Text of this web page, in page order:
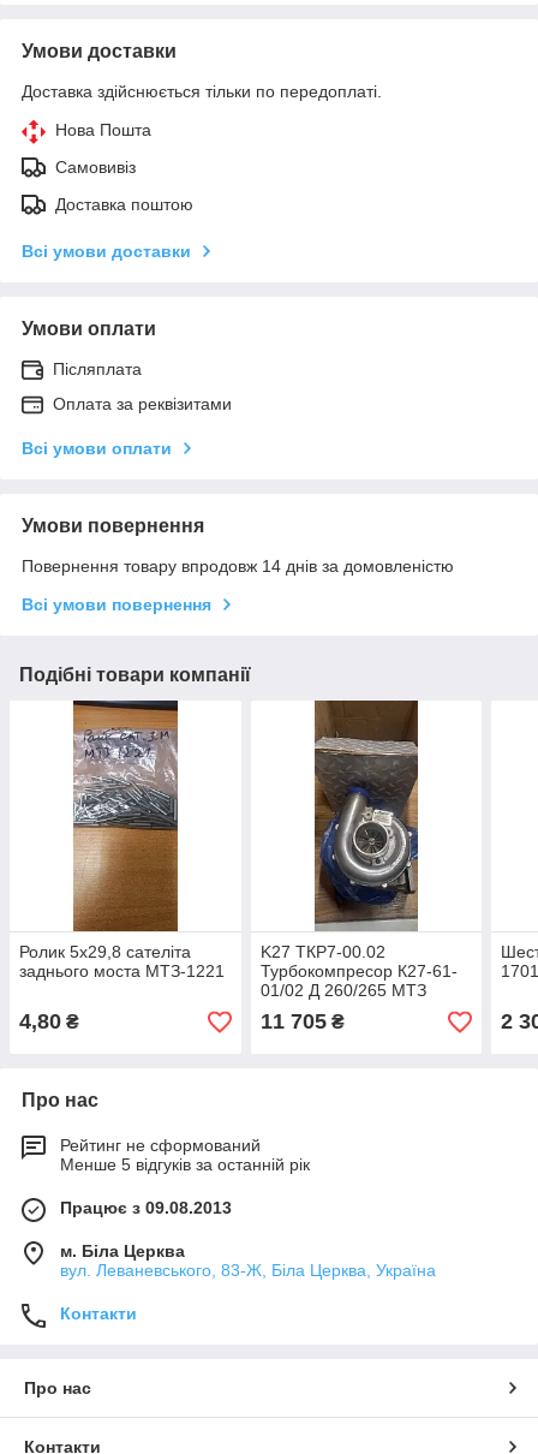
Умови доставки
Доставка здійснюється тільки по передоплаті.
Нова Пошта
Самовивіз
Доставка поштою
Всі умови доставки
Умови оплати
Післяплата
Оплата за реквізитами
Всі умови оплати
Умови повернення
Повернення товару впродовж 14 днів за домовленістю
Всі умови повернення
Подібні товари компанії
Ролик 5х29,8 сателіта
заднього моста МТЗ-1221
4,80 ₴
K27 ТКР7-00.02
Турбокомпресор К27-61-
01/02 Д 260/265 МТЗ
1221, МАЗ К27 RIDER
RD.К27.61.02
11 705₴ 2
Про нас
Рейтинг не сформований
Менше 5 відгуків за останній рік
Працює з 09.08.2013
м. Біла Церква
вул. Леваневського, 83-Ж, Біла Церква, Україна
Контакти
Про нас
Контакти